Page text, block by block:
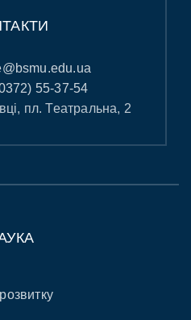
55-37-54
пл. Театральна, 2